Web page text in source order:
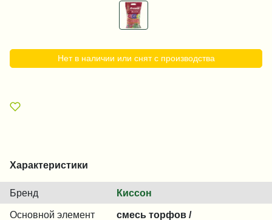
Нет в наличии или снят с производства
Характеристики
Бренд Киссон
Основной элемент
смесь торфов /